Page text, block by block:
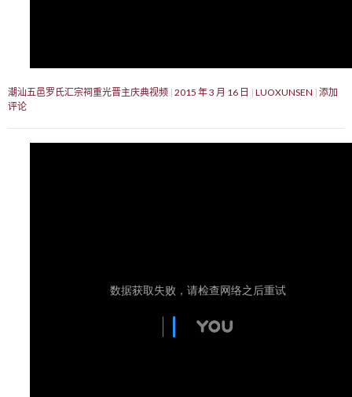
潮汕五邑罗氏汇宗祠重光晋主庆典视频 2015 年 3 月 16 日 LUOXUNSEN 添加
评论